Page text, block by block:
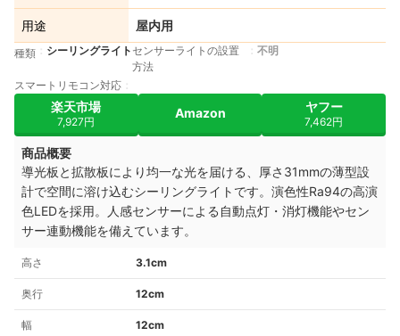
用途 屋内用
種類 シーリングライト センサーライトの設置
方法
不明
スマートリモコン対応
楽天市場
7,927円
Amazon ヤフー
7,462円
商品概要
導光板と拡散板により均一な光を届ける、厚さ31mmの薄型設
計で空間に溶け込むシーリングライトです。演色性Ra94の高演
色LEDを採用。人感センサーによる自動点灯・消灯機能やセン
サー連動機能を備えています。
高さ 3.1cm
奥行 12cm
幅 12cm